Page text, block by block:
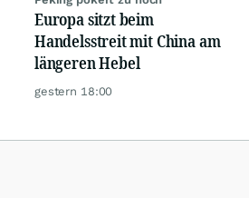
Europa sitzt beim
Handelsstreit mit China am
längeren Hebel
gestern 18:00